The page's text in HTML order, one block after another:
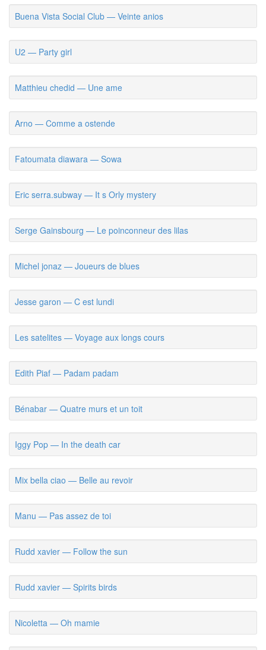
Buena Vista Social Club — Veinte anios
U2 — Party girl
Matthieu chedid — Une ame
Arno — Comme a ostende
Fatoumata diawara — Sowa
Eric serra.subway — It s Orly mystery
Serge Gainsbourg — Le poinconneur des lilas
Michel jonaz — Joueurs de blues
Jesse garon — C est lundi
Les satelites — Voyage aux longs cours
Edith Piaf — Padam padam
Bénabar — Quatre murs et un toit
Iggy Pop — In the death car
Mix bella ciao — Belle au revoir
Manu — Pas assez de toi
Rudd xavier — Follow the sun
Rudd xavier — Spirits birds
Nicoletta — Oh mamie